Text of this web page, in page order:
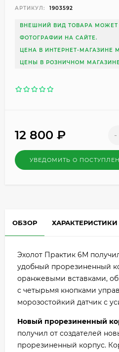
АРТИКУЛ: 1903592
ВНЕШНИЙ ВИД ТОВАРА МОЖЕТ
ФОТОГРАФИИ НА САЙТЕ.
ЦЕНА В ИНТЕРНЕТ-МАГАЗИНЕ
ЦЕНЫ В РОЗНИЧНОМ
12 800 ₽ -
УВЕДОМИТЬ О
ОБЗОР ХАРАКТЕРИСТИКИ
Эхолот Практик 6М
удобный прорезиненный
оранжевыми вставками,
с четырьмя кнопками
морозостойкий датчик с
Новый прорезиненный
получил от создателей
прорезиненный корпус.